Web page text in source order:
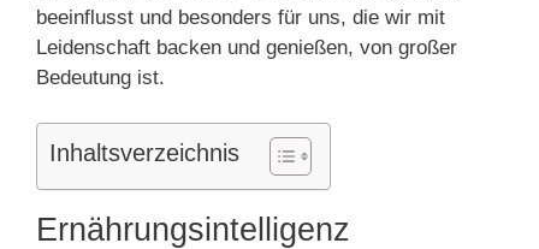
beeinflusst und besonders für uns, die wir mit
Leidenschaft backen und genießen, von großer
Bedeutung ist.
Inhaltsverzeichnis
Ernährungsintelligenz